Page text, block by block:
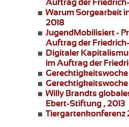
Auftrag der
Warum Sorgearbeit
2018
JugendMobilisiert -
Auftrag der
Digitaler
im Auftrag der
Gerechtigkeitswoche
Gerechtigkeitswoche
Willy Brandts
Ebert-Stiftung , 2013
Tiergartenkonferenz